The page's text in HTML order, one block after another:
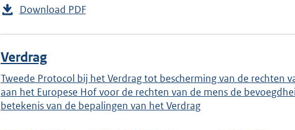
Download PDF
Verdrag
Tweede Protocol bij het Verdrag tot bescherming van de rechten
aan het Europese Hof voor de rechten van de mens de
betekenis van de bepalingen van het Verdrag